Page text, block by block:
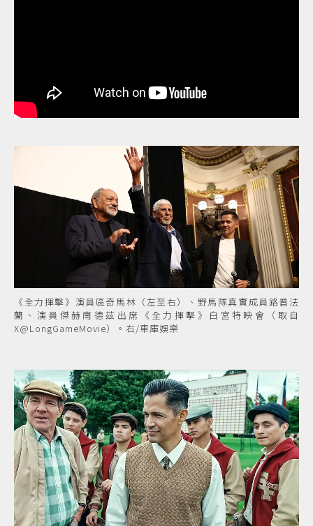
《全力揮擊》演員區奇馬林（左至右）、野馬隊真實成員路普法
蘭、演員傑赫南德茲出席《全力揮擊》白宮特映會（取自
X@LongGameMovie）。右/車庫娛樂